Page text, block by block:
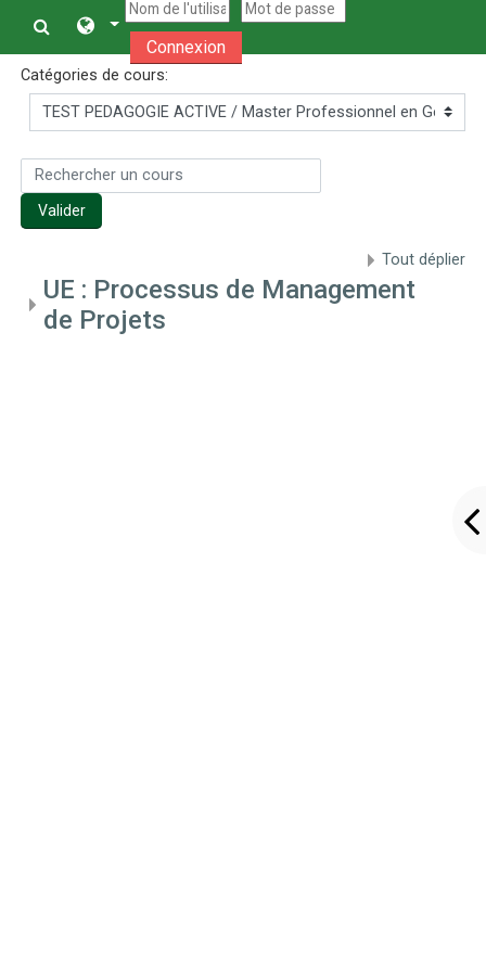
Passer au contenu principal
Connexion
Catégories de cours:
Rechercher un cours
Valider
Tout déplier
UE : Processus de Management
de Projets